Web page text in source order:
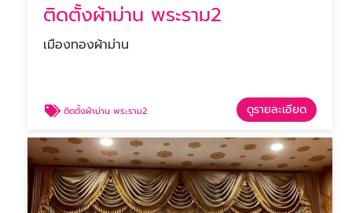
ติดตั้งผ้าม่าน พระราม2
เมืองทองผ้าม่าน
ติดตั้งผ้าม่าน พระราม2 ดูรายละเอียด